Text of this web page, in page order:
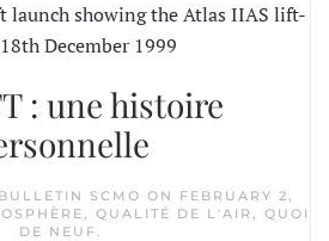
: une histoire
SCMO ON
FEBRUARY 2,
, QUALITÉ DE L'AIR , QUOI
DE NEUF.